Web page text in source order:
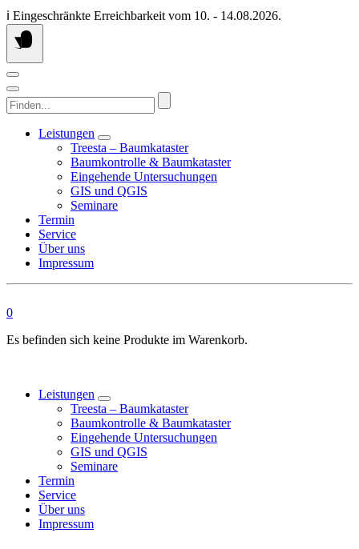
Springen
Sie
zum
ℹ️ Eingeschränkte Erreichbarkeit vom 10. - 14.08.2026.
Finden...
Leistungen
Treesta – Baumkataster
Baumkontrolle & Baumkataster
Eingehende Untersuchungen
GIS und QGIS
Seminare
Termin
Service
Über uns
Impressum
0
Es befinden sich keine Produkte im Warenkorb.
Leistungen
Treesta – Baumkataster
Baumkontrolle & Baumkataster
Eingehende Untersuchungen
GIS und QGIS
Seminare
Termin
Service
Über uns
Impressum